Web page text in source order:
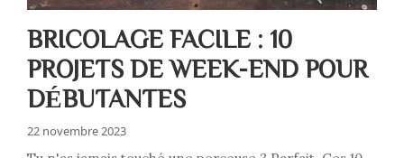
BRICOLAGE FACILE : 10
PROJETS DE WEEK-END POUR
DÉBUTANTES
22 novembre 2023